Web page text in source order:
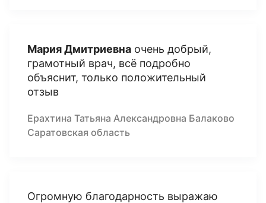
Мария Дмитриевна очень добрый,
грамотный врач, всё подробно
объяснит, только положительный
отзыв
Ерахтина Татьяна Александровна Балаково
Саратовская область
Огромную благодарность выражаю